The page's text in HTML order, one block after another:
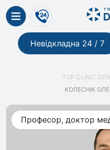
Невідкладна 24 / 7
TOP CLINIC
КОЛЕСНІК
Професор, доктор